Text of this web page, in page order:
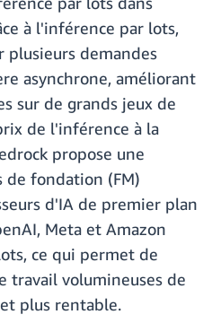
à l'inférence par lots,
plusieurs demandes
asynchrone, améliorant
sur de grands jeux de
de l'inférence à la
propose une
de fondation (FM)
d'IA de premier plan
Meta et Amazon
ce qui permet de
travail volumineuses de
plus rentable.